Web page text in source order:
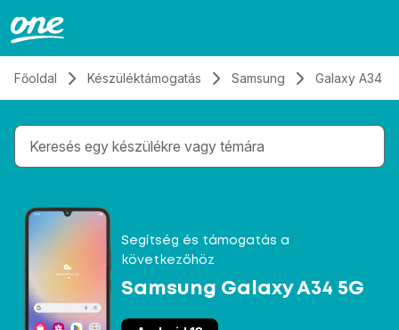
Főoldal Készüléktámogatás Samsung Galaxy A34
Gépelés közben megjelennek a keresési
Segítség és támogatás a
következőhöz
Samsung Galaxy A34 5G